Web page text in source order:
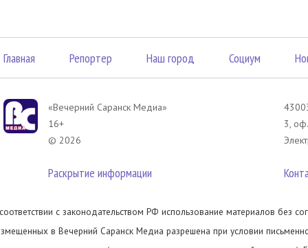
Главная Репортер Наш город Социум
«Вечерний Саранск Mедиа»
16+
© 2026
Раскрытие информации
3,
с законодательством РФ использование материалов без
в Вечерний Саранск Медиа разрешена при условии